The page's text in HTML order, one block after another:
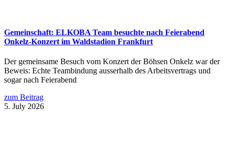
Gemeinschaft: ELKOBA Team besuchte nach Feierabend
Onkelz-Konzert im Waldstadion Frankfurt
Der gemeinsame Besuch vom Konzert der Böhsen Onkelz war der
Beweis: Echte Teambindung ausserhalb des Arbeitsvertrags und
sogar nach Feierabend
zum Beitrag
5. July 2026